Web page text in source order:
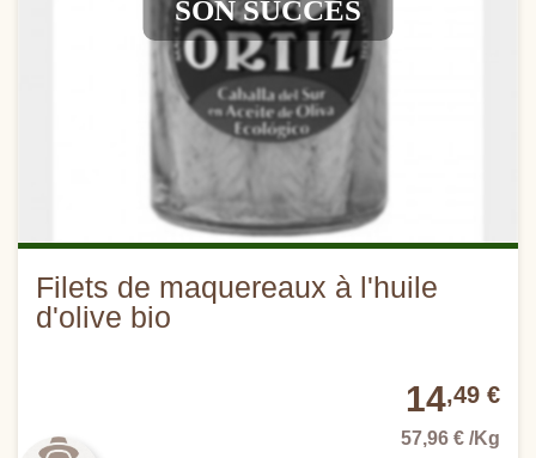
SON SUCCES
Filets de maquereaux à l'huile
d'olive bio
14,49 €
57,96 € /Kg